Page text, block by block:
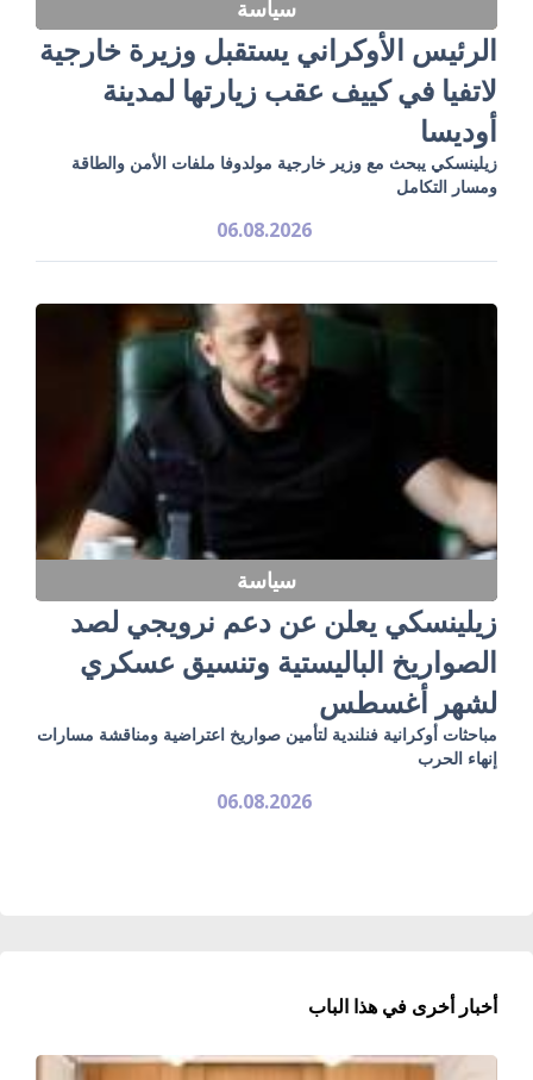
سياسة
الرئيس الأوكراني يستقبل وزيرة خارجية
لاتفيا في كييف عقب زيارتها لمدينة
أوديسا
زيلينسكي يبحث مع وزير خارجية مولدوفا ملفات الأمن والطاقة
ومسار التكامل
06.08.2026
سياسة
زيلينسكي يعلن عن دعم نرويجي لصد
الصواريخ الباليستية وتنسيق عسكري
لشهر أغسطس
مباحثات أوكرانية فنلندية لتأمين صواريخ اعتراضية ومناقشة مسارات
إنهاء الحرب
06.08.2026
أخبار أخرى في هذا الباب